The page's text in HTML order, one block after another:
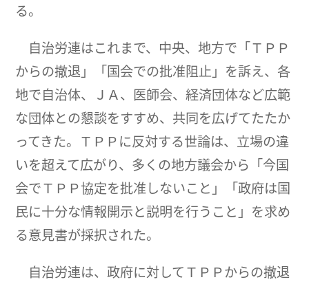
る。
自治労連はこれまで、中央、地方で「ＴＰＰ
からの撤退」「国会での批准阻止」を訴え、各
地で自治体、ＪＡ、医師会、経済団体など広範
な団体との懇談をすすめ、共同を広げてたたか
ってきた。ＴＰＰに反対する世論は、立場の違
いを超えて広がり、多くの地方議会から「今国
会でＴＰＰ協定を批准しないこと」「政府は国
民に十分な情報開示と説明を行うこと」を求め
る意見書が採択された。
自治労連は、政府に対してＴＰＰからの撤退